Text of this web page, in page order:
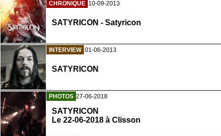
CHRONIQUE 10-09-2013
SATYRICON - Satyricon
INTERVIEW 01-06-2013
SATYRICON
PHOTOS 27-06-2018
SATYRICON
Le 22-06-2018 à Clisson